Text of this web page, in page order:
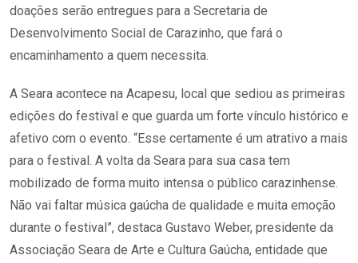
doações serão entregues para a Secretaria de
Desenvolvimento Social de Carazinho, que fará o
encaminhamento a quem necessita.
A Seara acontece na Acapesu, local que sediou as primeiras
edições do festival e que guarda um forte vínculo histórico e
afetivo com o evento. “Esse certamente é um atrativo a mais
para o festival. A volta da Seara para sua casa tem
mobilizado de forma muito intensa o público carazinhense.
Não vai faltar música gaúcha de qualidade e muita emoção
durante o festival”, destaca Gustavo Weber, presidente da
Associação Seara de Arte e Cultura Gaúcha, entidade que